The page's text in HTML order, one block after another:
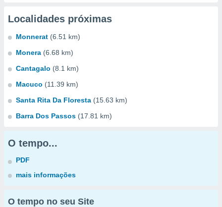
Localidades próximas
Monnerat (6.51 km)
Monera (6.68 km)
Cantagalo (8.1 km)
Macuco (11.39 km)
Santa Rita Da Floresta (15.63 km)
Barra Dos Passos (17.81 km)
O tempo...
PDF
mais informações
O tempo no seu Site